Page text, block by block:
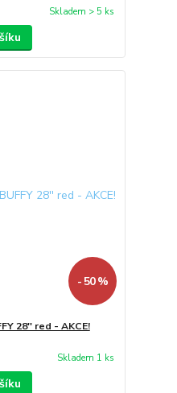
Skladem > 5 ks
- 50 %
28'' red - AKCE!
Skladem 1 ks